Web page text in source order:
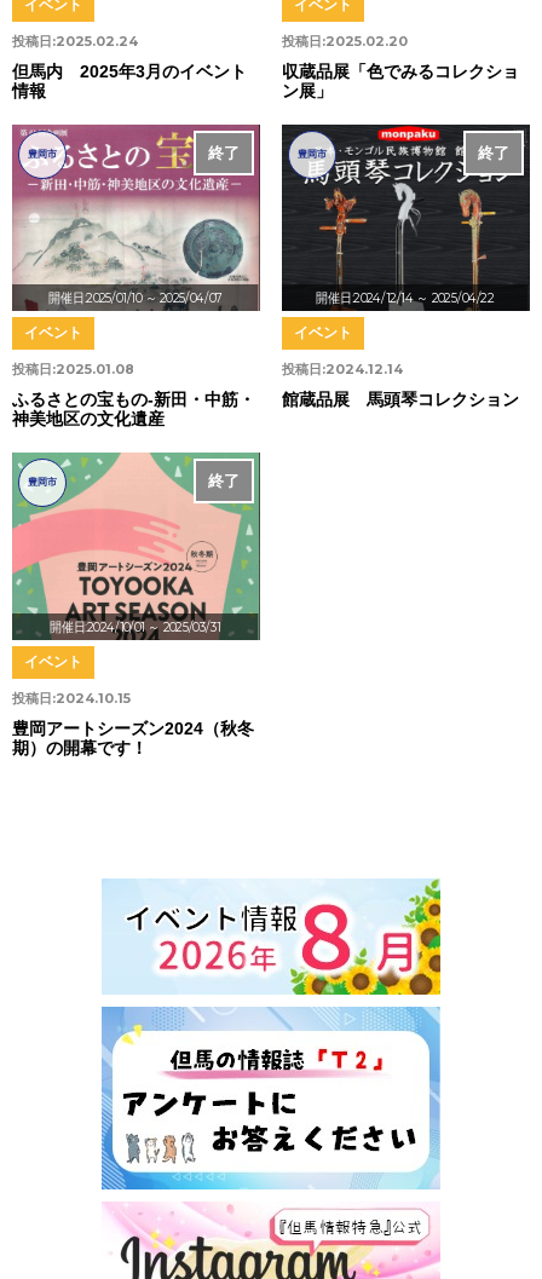
投稿日:2025.02.24
イベント
但馬内 2025年3月のイベント
情報
投稿日:2025.02.20
イベント
収蔵品展「色でみるコレクショ
ン展」
開催日:2025/01/10～ 2025/04/07
終了
豊岡市
投稿日:2025.01.08
イベント
ふるさとの宝もの-新田・中筋・
神美地区の文化遺産
開催日:2024/12/14～ 2025/04/22
終了
豊岡市
投稿日:2024.12.14
イベント
館蔵品展 馬頭琴コレクション
開催日:2024/10/01 ～ 2025/03/31
終了
豊岡市
投稿日:2024.10.15
イベント
豊岡アートシーズン2024（秋冬
期）の開幕です！